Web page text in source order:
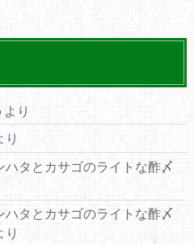
より
り
タとカサゴのライトな酢〆
タとカサゴのライトな酢〆
り